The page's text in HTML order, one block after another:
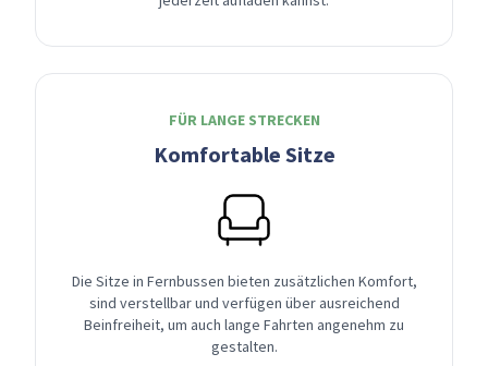
FÜR LANGE STRECKEN
Komfortable Sitze
Die Sitze in Fernbussen bieten zusätzlichen Komfort,
sind verstellbar und verfügen über ausreichend
Beinfreiheit, um auch lange Fahrten angenehm zu
gestalten.